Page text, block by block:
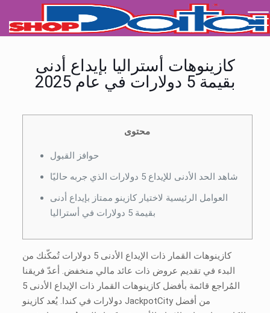
كازينوهات أستراليا بإيداع أدنى
بقيمة 5 دولارات في عام 2025
محتوى
حوافز القبول
شاهد الحد الأدنى للإيداع 5 دولارات الذي جربه حاليًا
العوامل الرئيسية لاختيار كازينو ممتاز بإيداع أدنى
بقيمة 5 دولارات في أستراليا
كازينوهات القمار ذات الإيداع الأدنى 5 دولارات تُمكّنك من
البدء في تقديم عروض ذات عائد مالي منخفض. أعدّ فريقنا
المُراجع قائمة بأفضل كازينوهات القمار ذات الإيداع الأدنى 5
دولارات في كندا. يُعد كازينو JackpotCity من أفضل